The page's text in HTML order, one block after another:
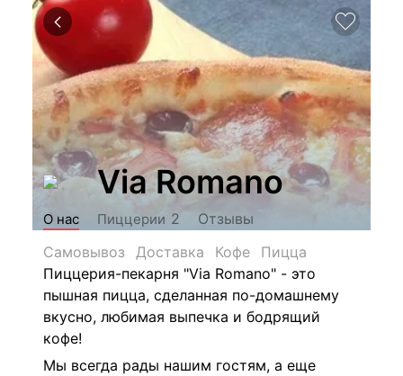
Via Romano
О нас Пиццерии 2
Отзывы
Самовывоз
Доставка Кофе
Пицца
Пиццерия-пекарня "Via Romano" - это
пышная пицца, сделанная по-домашнему
вкусно, любимая выпечка и бодрящий
кофе!
Мы всегда рады нашим гостям, а еще